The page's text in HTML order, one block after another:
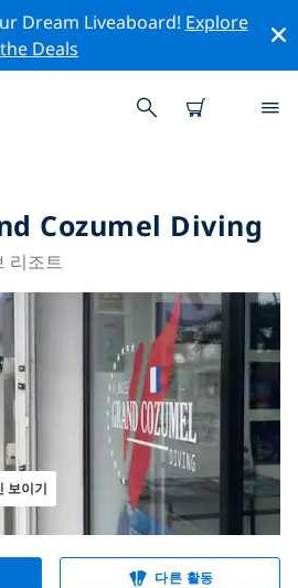
Dream Liveaboard! Explore
the Deals
Cozumel Diving
리조트
사진 보이기
다른 활동